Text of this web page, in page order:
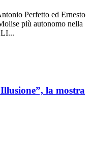
Perfetto ed Ernesto
più autonomo nella
la mostra